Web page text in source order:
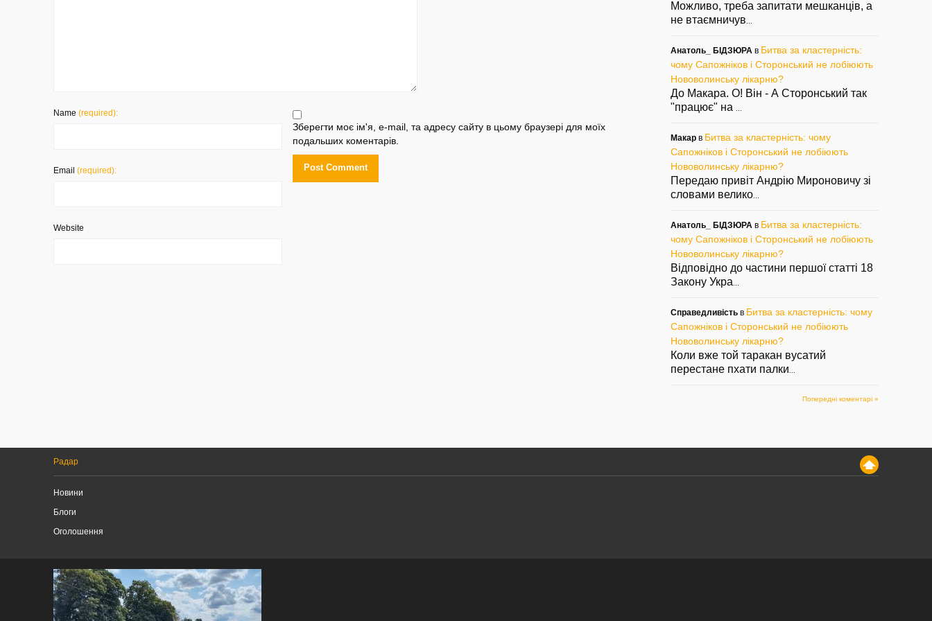
Name (required):
Email (required):
Website
Зберегти моє ім'я, e-mail, та адресу сайту в цьому браузері для моїх
подальших коментарів.
Можливо, треба запитати мешканців, а
не втаємничув
Анатоль_ БІДЗЮРА в Битва за кластерність:
чому Сапожніков і Сторонський не лобіюють
Нововолинську лікарню?
До Макара. О! Він - А Сторонський так
"працює" на
Макар в Битва за кластерність: чому
Сапожніков і Сторонський не лобіюють
Нововолинську лікарню?
Передаю привіт Андрію Мироновичу зі
словами велико
Анатоль_ БІДЗЮРА в Битва за кластерність:
чому Сапожніков і Сторонський не лобіюють
Нововолинську лікарню?
Відповідно до частини першої статті 18
Закону Укра
Справедливість в Битва за кластерність: чому
Сапожніков і Сторонський не лобіюють
Нововолинську лікарню?
Коли вже той таракан вусатий
перестане пхати палки
Попередні коментарі »
Радар
Новини
Блоги
Оголошення